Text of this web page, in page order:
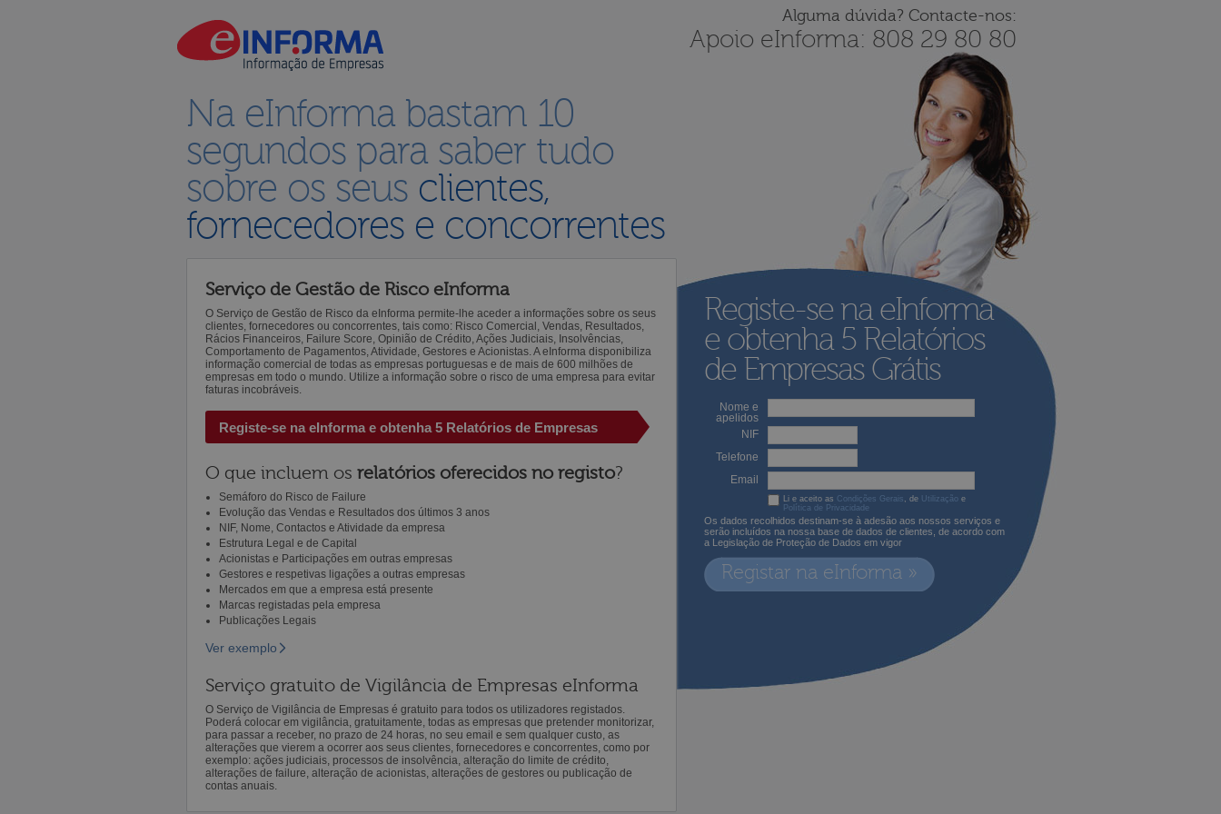
Alguma dúvida? Contacte-nos:
Apoio eInforma: 808 29 80 80
Registe-se na eInforma
e obtenha5 Relatórios
de Empresas Grátis
Nome e
apelidos
NIF
Telefone
Email
Li e aceito as Condições Gerais , de Utilização e
Política de Privacidade
Os dados recolhidos destinam-se à adesão aos nossos serviços e
serão incluídos na nossa base de dados de clientes, de acordo com
a Legislação de Proteção de Dados em vigor
Registar na eInforma »
Na eInforma bastam 10
segundos para saber tudo
sobre os seus clientes,
fornecedores e concorrentes
Serviço de Gestão de Risco eInforma
O Serviço de Gestão de Risco da eInforma permite-lhe aceder a informações sobre os seus
clientes, fornecedores ou concorrentes, tais como: Risco Comercial, Vendas, Resultados,
Rácios Financeiros, Failure Score, Opinião de Crédito, Ações Judiciais, Insolvências,
Comportamento de Pagamentos, Atividade, Gestores e Acionistas. A eInforma disponibiliza
informação comercial de todas as empresas portuguesas e de mais de 600 milhões de
empresas em todo o mundo. Utilize a informação sobre o risco de uma empresa para evitar
faturas incobráveis.
Registe-se na eInforma e obtenha 5 Relatórios de Empresas
O que incluem os relatórios oferecidos no registo?
Semáforo do Risco de Failure
Evolução das Vendas e Resultados dos últimos 3 anos
NIF, Nome, Contactos e Atividade da empresa
Estrutura Legal e de Capital
Acionistas e Participações em outras empresas
Gestores e respetivas ligações a outras empresas
Mercados em que a empresa está presente
Marcas registadas pela empresa
Publicações Legais
Ver exemplo
Serviço gratuito de Vigilância de Empresas eInforma
O Serviço de Vigilância de Empresas é gratuito para todos os utilizadores registados.
Poderá colocar em vigilância, gratuitamente, todas as empresas que pretender monitorizar,
para passar a receber, no prazo de 24 horas, no seu email e sem qualquer custo, as
alterações que vierem a ocorrer aos seus clientes, fornecedores e concorrentes, como por
exemplo: ações judiciais, processos de insolvência, alteração do limite de crédito,
alterações de failure, alteração de acionistas, alterações de gestores ou publicação de
contas anuais.